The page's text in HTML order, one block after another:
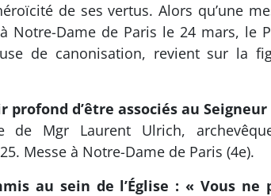
de ses vertus. Alors qu’une
Notre-Dame de Paris le 24 mars, le
de canonisation, revient sur la
profond d’être associés au Seigneur
de Mgr Laurent Ulrich,
Messe à Notre-Dame de Paris (4e).
au sein de l’Église : « Vous ne